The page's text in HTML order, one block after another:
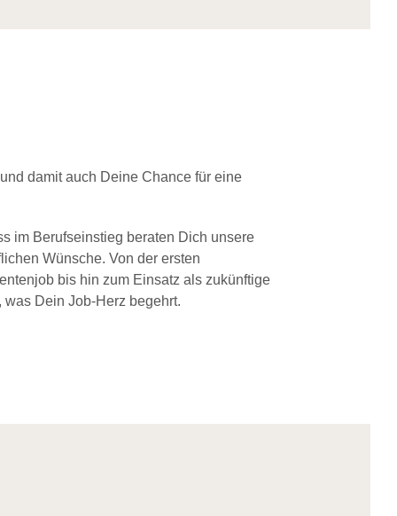
damit auch Deine Chance für eine
im Berufseinstieg beraten Dich unsere
Wünsche. Von der ersten
bis hin zum Einsatz als zukünftige
Dein Job-Herz begehrt.